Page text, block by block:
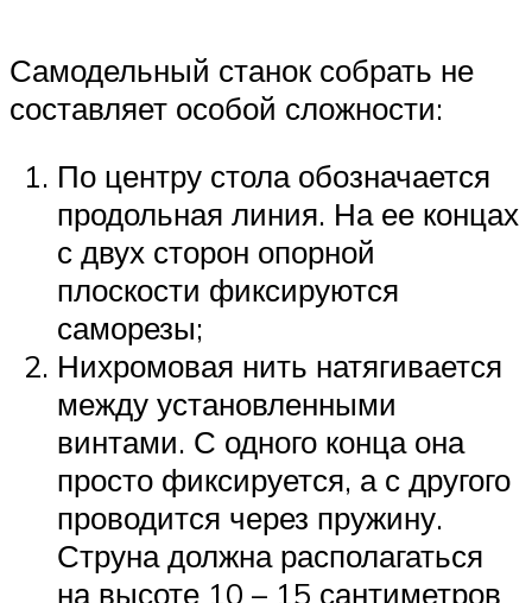
Самодельный станок собрать не
составляет особой сложности:
По центру стола обозначается
продольная линия. На ее концах
с двух сторон опорной
плоскости фиксируются
саморезы;
Нихромовая нить натягивается
между установленными
винтами. С одного конца она
просто фиксируется, а с другого
проводится через пружину.
Струна должна располагаться
на высоте 10 – 15 сантиметров